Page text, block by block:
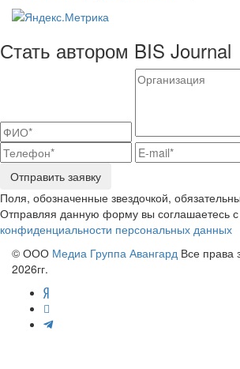
Стать автором BIS Journal
Отправить заявку
Поля, обозначенные звездочкой,
Отправляя данную форму вы соглашаетесь с
конфиденциальности персональных данных
© ООО Медиа Группа Авангард Все
2026гг.